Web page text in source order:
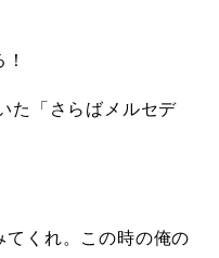
た「さらばメルセデ
くれ。この時の俺の